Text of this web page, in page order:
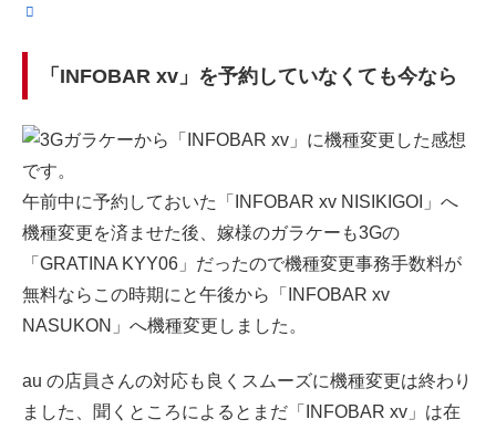
「INFOBAR xv」を予約していなくても今なら
午前中に予約しておいた「INFOBAR xv NISIKIGOI」へ
機種変更を済ませた後、嫁様のガラケーも3Gの
「GRATINA KYY06」だったので機種変更事務手数料が
無料ならこの時期にと午後から「INFOBAR xv
NASUKON」へ機種変更しました。
au の店員さんの対応も良くスムーズに機種変更は終わり
ました、聞くところによるとまだ「INFOBAR xv」は在